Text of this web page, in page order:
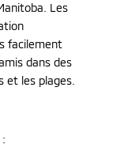
Les
facilement
dans des
et les plages.